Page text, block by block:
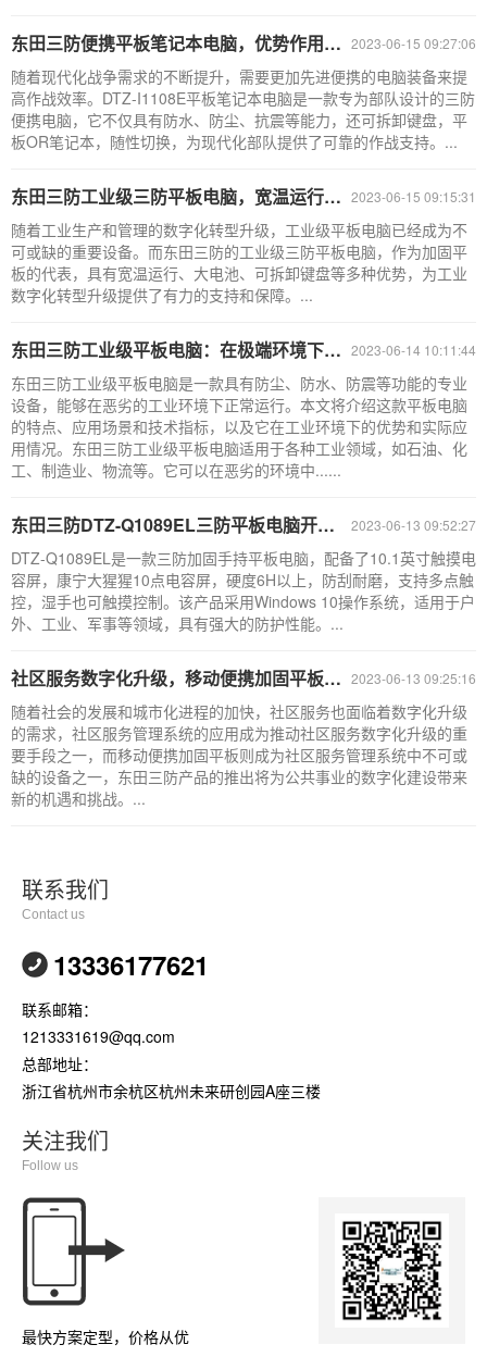
2023-06-15 09:27:06
东田三防便携平板笔记本电脑，优势作用在哪？
随着现代化战争需求的不断提升，需要更加先进便携的电脑装备来提
高作战效率。DTZ-I1108E平板笔记本电脑是一款专为部队设计的三防
便携电脑，它不仅具有防水、防尘、抗震等能力，还可拆卸键盘，平
板OR笔记本，随性切换，为现代化部队提供了可靠的作战支持。...
2023-06-15 09:15:31
东田三防工业级三防平板电脑，宽温运行、大电池、可拆卸键盘
随着工业生产和管理的数字化转型升级，工业级平板电脑已经成为不
可或缺的重要设备。而东田三防的工业级三防平板电脑，作为加固平
板的代表，具有宽温运行、大电池、可拆卸键盘等多种优势，为工业
数字化转型升级提供了有力的支持和保障。...
2023-06-14 10:11:44
东田三防工业级平板电脑：在极端环境下的强劲表现
东田三防工业级平板电脑是一款具有防尘、防水、防震等功能的专业
设备，能够在恶劣的工业环境下正常运行。本文将介绍这款平板电脑
的特点、应用场景和技术指标，以及它在工业环境下的优势和实际应
用情况。东田三防工业级平板电脑适用于各种工业领域，如石油、化
工、制造业、物流等。它可以在恶劣的环境中......
2023-06-13 09:52:27
东田三防DTZ-Q1089EL三防平板电脑开机无法进入系统的售后检测指南
DTZ-Q1089EL是一款三防加固手持平板电脑，配备了10.1英寸触摸电
容屏，康宁大猩猩10点电容屏，硬度6H以上，防刮耐磨，支持多点触
控，湿手也可触摸控制。该产品采用Windows 10操作系统，适用于户
外、工业、军事等领域，具有强大的防护性能。...
2023-06-13 09:25:16
社区服务数字化升级，移动便携加固平板助力公共事业发展
随着社会的发展和城市化进程的加快，社区服务也面临着数字化升级
的需求，社区服务管理系统的应用成为推动社区服务数字化升级的重
要手段之一，而移动便携加固平板则成为社区服务管理系统中不可或
缺的设备之一，东田三防产品的推出将为公共事业的数字化建设带来
新的机遇和挑战。...
联系我们
Contact us
13336177621
联系邮箱：
1213331619@qq.com
总部地址：
浙江省杭州市余杭区杭州未来研创园A座三楼
关注我们
Follow us
最快方案定型，价格从优